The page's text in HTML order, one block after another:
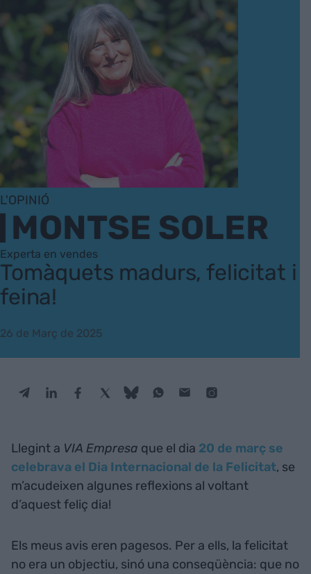
L'OPINIÓ
MONTSE SOLER
Experta en vendes
Tomàquets madurs, felicitat i
feina!
26 de Març de 2025
Llegint a VIA Empresa que el dia 20 de març se
celebrava el Dia Internacional de la Felicitat, se
m’acudeixen algunes reflexions al voltant
d’aquest feliç dia!
Els meus avis eren pagesos. Per a ells, la felicitat
no era un objectiu, sinó una conseqüència: que no